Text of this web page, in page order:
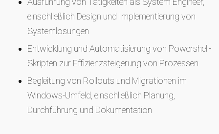
einschließlich Design und Implementierung von
Systemlösungen
Entwicklung und Automatisierung von Powershell-
Skripten zur Effizienzsteigerung von Prozessen
Begleitung von Rollouts und Migrationen im
Windows-Umfeld, einschließlich Planung,
Durchführung und Dokumentation